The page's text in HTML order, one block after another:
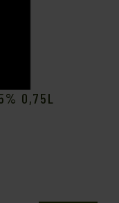
0,75L